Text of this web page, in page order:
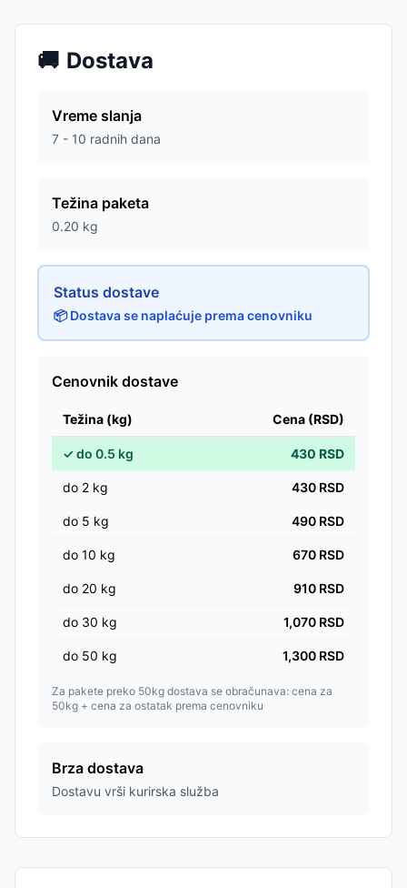
🚚 Dostava
Vreme slanja
7 - 10 radnih dana
Težina paketa
0.20 kg
Status dostave
📦 Dostava se naplaćuje prema cenovniku
Cenovnik dostave
Težina (kg) Cena (RSD)
✓do 0.5 kg 430 RSD
do 2 kg 430 RSD
do 5 kg 490 RSD
do 10 kg 670 RSD
do 20 kg 910 RSD
do 30 kg 1,070 RSD
do 50 kg 1,300 RSD
Za pakete preko 50kg dostava se obračunava: cena za
50kg + cena za ostatak prema cenovniku
Brza dostava
Dostavu vrši kurirska služba